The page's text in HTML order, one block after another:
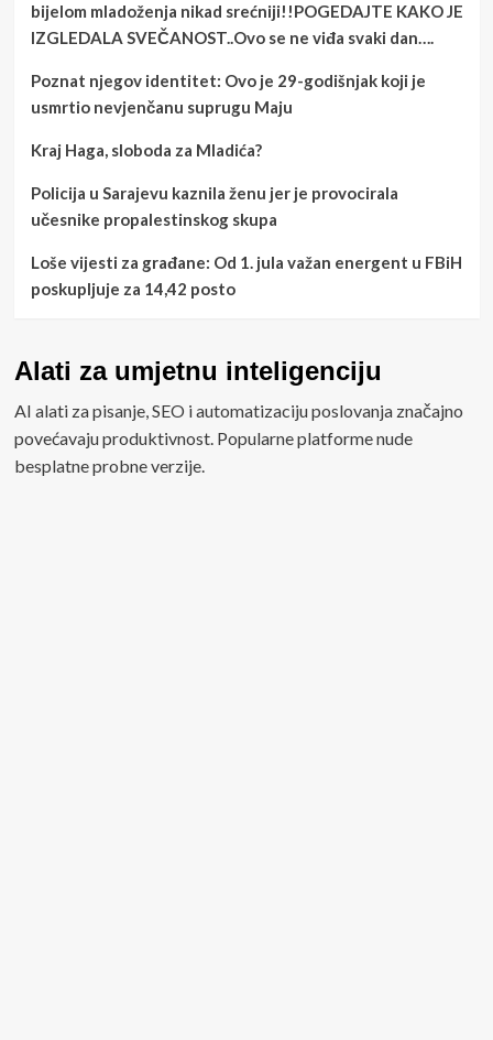
bijelom mladoženja nikad srećniji!!POGEDAJTE KAKO JE
IZGLEDALA SVEČANOST..Ovo se ne viđa svaki dan….
Poznat njegov identitet: Ovo je 29-godišnjak koji je
usmrtio nevjenčanu suprugu Maju
Kraj Haga, sloboda za Mladića?
Policija u Sarajevu kaznila ženu jer je provocirala
učesnike propalestinskog skupa
Loše vijesti za građane: Od 1. jula važan energent u FBiH
poskupljuje za 14,42 posto
Alati za umjetnu inteligenciju
AI alati za pisanje, SEO i automatizaciju poslovanja značajno
povećavaju produktivnost. Popularne platforme nude
besplatne probne verzije.